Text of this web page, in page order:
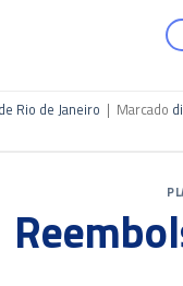
Rio de Janeiro | Marcado